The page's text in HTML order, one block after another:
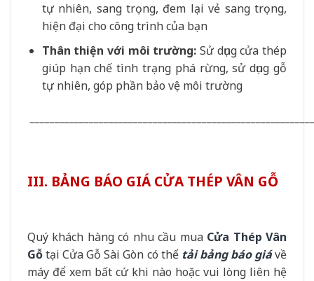
tự nhiên, sang trọng, đem lại vẻ sang trọng,
hiện đại cho công trình của bạn
Thân thiện với môi trường: Sử dụng cửa thép
giúp hạn chế tình trạng phá rừng, sử dụng gỗ
tự nhiên, góp phần bảo vệ môi trường
III. BẢNG BÁO GIÁ CỬA THÉP VÂN GỖ
Quý khách hàng có nhu cầu mua Cửa Thép Vân
Gỗtại Cửa Gỗ Sài Gòn có thể tải bảng báo giávề
máy để xem bất cứ khi nào hoặc vui lòng liên hệ